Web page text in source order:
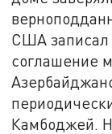
США записал
соглашение
Камбоджей.